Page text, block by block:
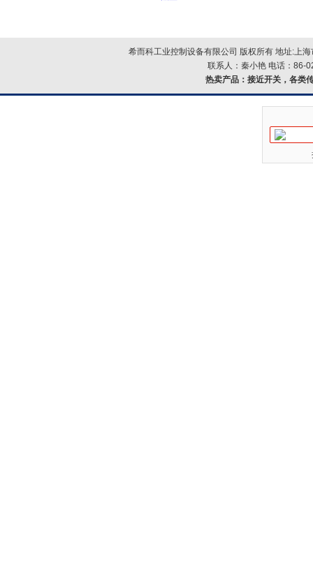
希而科工业控制设备有限公司 版权所有 地址:上
联系人：秦小艳 电话：86-
热卖产品： 接近开关，各类